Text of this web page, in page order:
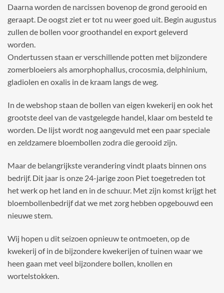
Daarna worden de narcissen bovenop de grond gerooid en
geraapt. De oogst ziet er tot nu weer goed uit. Begin augustus
zullen de bollen voor groothandel en export geleverd
worden.
Ondertussen staan er verschillende potten met bijzondere
zomerbloeiers als amorphophallus, crocosmia, delphinium,
gladiolen en oxalis in de kraam langs de weg.
In de webshop staan de bollen van eigen kwekerij en ook het
grootste deel van de vastgelegde handel, klaar om besteld te
worden. De lijst wordt nog aangevuld met een paar speciale
en zeldzamere bloembollen zodra die gerooid zijn.
Maar de belangrijkste verandering vindt plaats binnen ons
bedrijf. Dit jaar is onze 24-jarige zoon Piet toegetreden tot
het werk op het land en in de schuur. Met zijn komst krijgt het
bloembollenbedrijf dat we met zorg hebben opgebouwd een
nieuwe stem.
Wij hopen u dit seizoen opnieuw te ontmoeten, op de
kwekerij of in de bijzondere kwekerijen of tuinen waar we
heen gaan met veel bijzondere bollen, knollen en
wortelstokken.